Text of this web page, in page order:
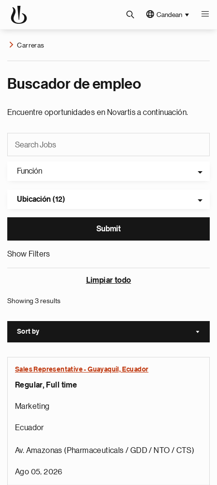
Candean
Carreras
Buscador de empleo
Encuentre oportunidades en Novartis a continuación.
Función
Ubicación (12)
Show Filters
Limpiar todo
Showing 3 results
Sort by Sort
Sales Representative - Guayaquil, Ecuador
Regular, Full time
Marketing
Ecuador
Av. Amazonas (Pharmaceuticals / GDD / NTO / CTS)
Ago 05, 2026